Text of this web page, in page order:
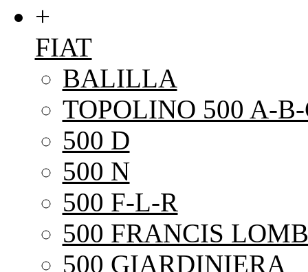
+
FIAT
BALILLA
TOPOLINO 500 A-
500 D
500 N
500 F-L-R
500 FRANCIS
500 GIARDINIERA